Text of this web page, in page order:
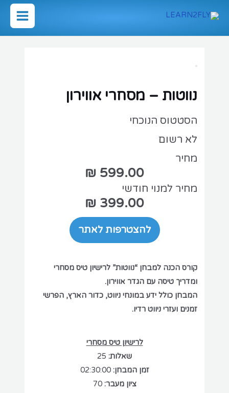
לתוכן
Main
נווטות – מסחרי אווירון
הסטטוס הנוכחי
לא רשום
מחיר
מחיר למנוי חודשי
399.00 ₪
להצטרפות לאתר
קורס הכנה למבחן “נווטות” לרישיון טיס מסחרי
ומדריך טיסה עם הגדר אווירון.
המבחן כולל ידע במונחי ניווט, כדור הארץ, הפרשי
זמנים ועזרי ניווט רדיו.
לרישיון טיס מסחרי
שאלות:
זמן המבחן: 02:30:00
ציון מעבר: 70